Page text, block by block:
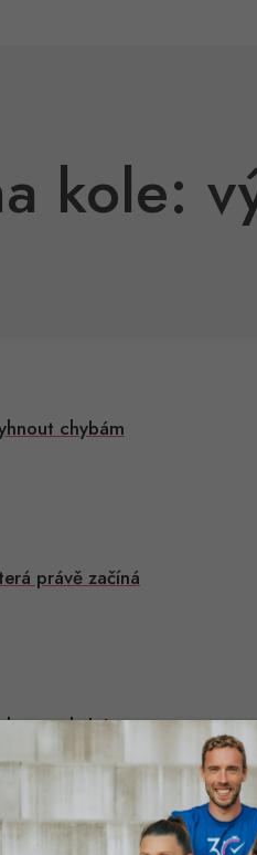
kole:
chybám
právě začíná
chybám